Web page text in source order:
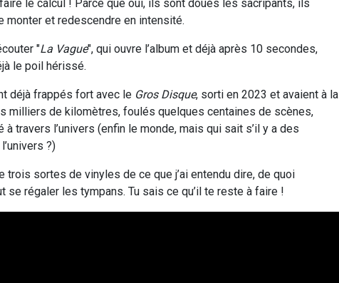
le calcul ! Parce que oui, ils sont doués les sacripants, ils
monter et redescendre en intensité.
"La Vague", qui ouvre l’album et déjà après 10 secondes,
le poil hérissé.
déjà frappés fort avec le Gros Disque, sorti en 2023 et avaient à la
milliers de kilomètres, foulés quelques centaines de scènes,
travers l’univers (enfin le monde, mais qui sait s’il y a des
?)
trois sortes de vinyles de ce que j’ai entendu dire, de quoi
se régaler les tympans. Tu sais ce qu’il te reste à faire !